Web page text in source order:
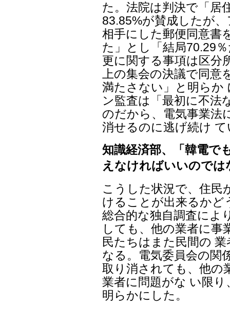
た。法院は判決で「居
83.85%が賛成したが
相手にした郵便同意書
た」とし「結局70.29
更に関する事項は区分
上の集会の決議で同
満たさない」と明らか
ン監査は「最初に不法
のだから、電気事業法
消せるのに逃げ続け
知識経済部、「韓電で
えなければいいのでは
こうした状況で、住民
けることが出来るかど
総合的な独自調査によ
しても、他の業者に事
民たちはまた民間の
なる。電気委員会の関
取り消されても、他の
業者に問題がな い限
明らかにした。